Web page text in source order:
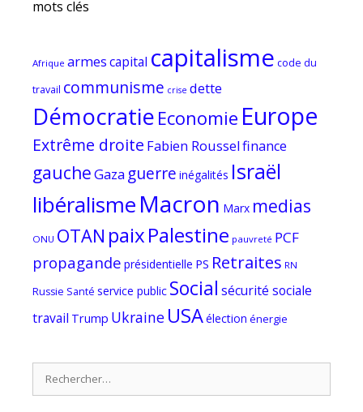
mots clés
Afrique armescapital capitalisme code du
travail communisme crise dette
Démocratie Economie Europe
Extrême droite Fabien Rousselfinance
gaucheGaza guerre inégalités Israël
libéralismeMacron Marx medias
ONU OTAN paixPalestine pauvreté PCF
propagande présidentielle PS Retraites RN
Russie Santé service public Social sécurité sociale
travail Trump Ukraine USAélection énergie